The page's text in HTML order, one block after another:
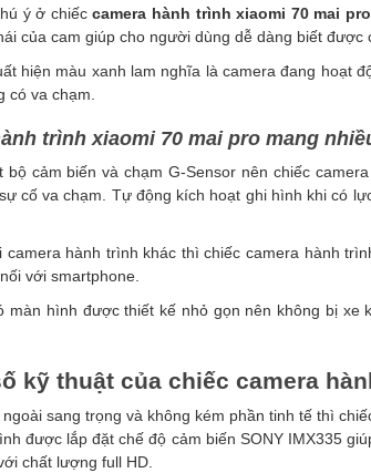
ý ở chiếccamera hành trình xiaomi 70 mai pro
của cam giúp cho người dùng dễ dàng biết
hiện màu xanh lam nghĩa là camera đang hoạt
có va chạm.
trình xiaomi 70 mai pro mang
cảm biến và chạm G-Sensor nên chiếc camera
cố va chạm. Tự động kích hoạt ghi hình khi có
camera hành trình khác thì chiếccamera hành
với smartphone.
màn hình được thiết kế nhỏ gọn nên không bị
kỹ thuật của chiếc camera
sang trọng và không kém phần tinh tế thì
được lắp đặt chế độ cảm biến SONY IMX335
chất lượng full HD.